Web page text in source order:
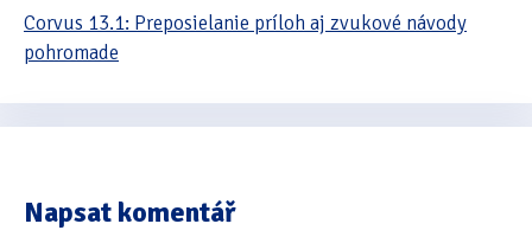
Corvus 13.1: Preposielanie príloh aj zvukové návody
pohromade
Napsat komentář